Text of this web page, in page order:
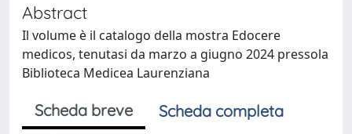
Abstract
Il volume è il catalogo della mostra Edocere
medicos, tenutasi da marzo a giugno 2024 pressola
Biblioteca Medicea Laurenziana
Scheda breve
Scheda completa